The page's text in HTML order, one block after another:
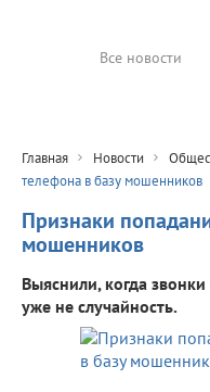
Все новости
Главная Новости
телефона в базу мошенников
Признаки
мошенников
Выяснили, когда
уже не случайность.